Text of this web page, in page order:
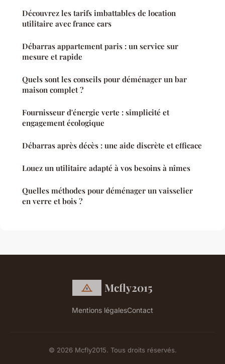
Découvrez les tarifs imbattables de location
utilitaire avec france cars
Débarras appartement paris : un service sur
mesure et rapide
Quels sont les conseils pour déménager un bar
maison complet ?
Fournisseur d'énergie verte : simplicité et
engagement écologique
Débarras après décès : une aide discrète et efficace
Louez un utilitaire adapté à vos besoins à nîmes
Quelles méthodes pour déménager un vaisselier
en verre et bois ?
Mcfly2015
Mentions légalesContact
© 2026 Mcfly2015. Tous droits réservés.